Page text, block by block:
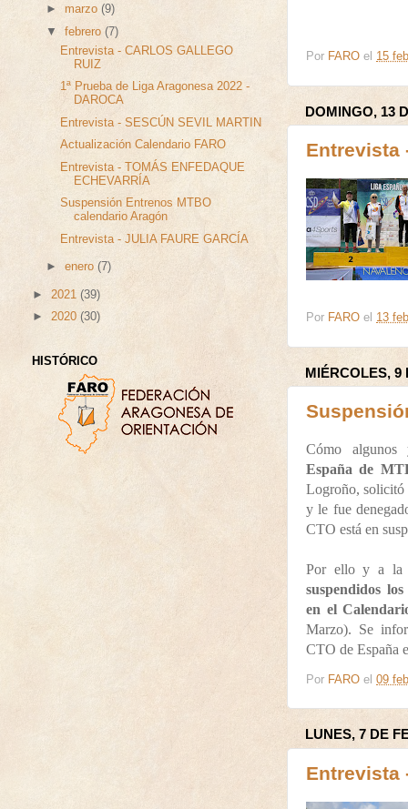
Por FARO el 15
DOMINGO, 13
Entrevista
Por FARO el 13
MIÉRCOLES, 9
Cómo
España de
Logroño, solicitó
y le fue
CTO está en
Por ello y a la
suspendidos
en el
Marzo). Se
CTO de España
Por FARO el 09
LUNES, 7 DE
Entrevista
► marzo (9)
▼febrero(7)
Entrevista - CARLOS GALLEGO
RUIZ
1ª Prueba de Liga Aragonesa 2022 -
DAROCA
Entrevista - SESCÚN SEVIL MARTIN
Actualización Calendario FARO
Entrevista - TOMÁS ENFEDAQUE
ECHEVARRÍA
Suspensión Entrenos MTBO
calendario Aragón
Entrevista - JULIA FAURE GARCÍA
►enero(7)
► 2021 (39)
► 2020 (30)
HISTÓRICO